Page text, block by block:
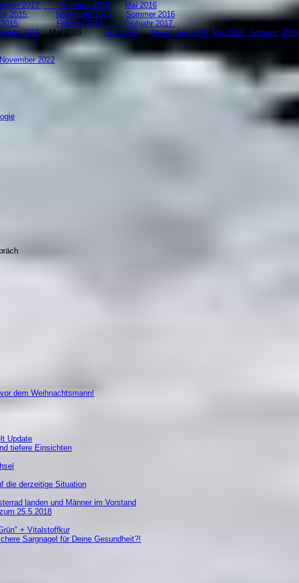
2013: Sommer 2015
Mai 2016
2015; November 2015
Sommer 2016
;Februar 2016
Frühjahr 2017
2018Mai 2018 Juli 2018 November 2018 Mai 2019 Sommer 2019
November 2022
dem Weihnachtsmann!
Update
tiefere Einsichten
die derzeitige Situation
landen und Männer im Vorstand
25.5.2018
+ Vitalstoffkur
Sargnagel für Deine Gesundheit?!